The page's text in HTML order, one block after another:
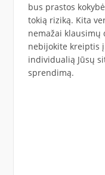
bus prastos
tokią riziką. Kita
nemažai
nebijokite kreiptis
individualią Jūsų
sprendimą.